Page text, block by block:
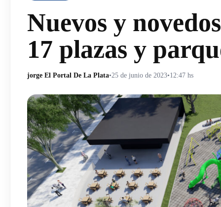
Nuevos y
17 plazas y
jorge El Portal De La Plata•25 de junio de 2023•12:47 hs